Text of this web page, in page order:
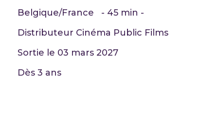
Belgique/France - 45 min -
Distributeur Cinéma Public Films
Sortie le 03 mars 2027
Dès 3 ans